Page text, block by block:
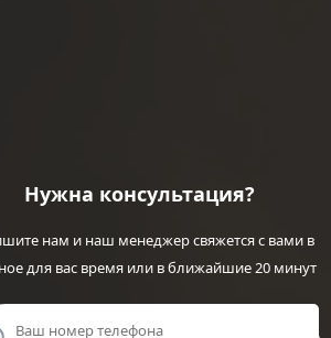
Нужна консультация?
нам и наш менеджер свяжется с вами в
для вас время или в ближайшие 20 минут